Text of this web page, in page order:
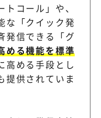
コール」や、
な「クイック発
発信できる「グ
める機能を標準
高める手段とし
提供されていま